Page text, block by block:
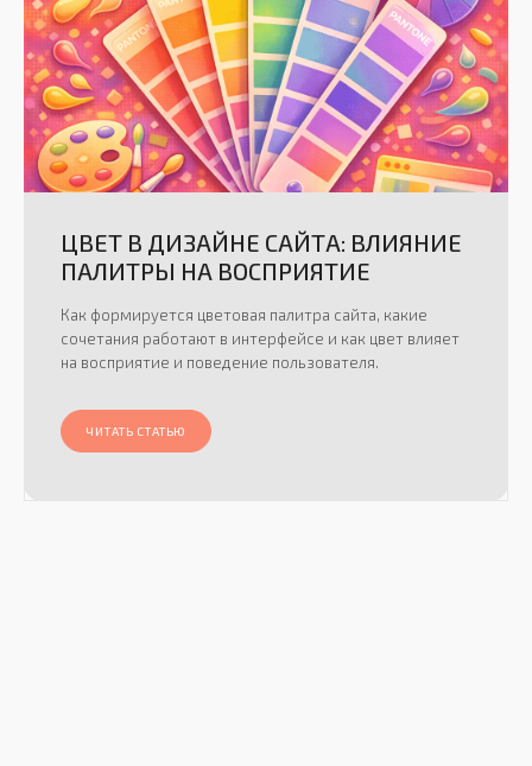
ЦВЕТ В ДИЗАЙНЕ САЙТА: ВЛИЯНИЕ
ПАЛИТРЫ НА ВОСПРИЯТИЕ
Как формируется цветовая палитра сайта, какие
сочетания работают в интерфейсе и как цвет влияет
на восприятие и поведение пользователя.
ЧИТАТЬ СТАТЬЮ